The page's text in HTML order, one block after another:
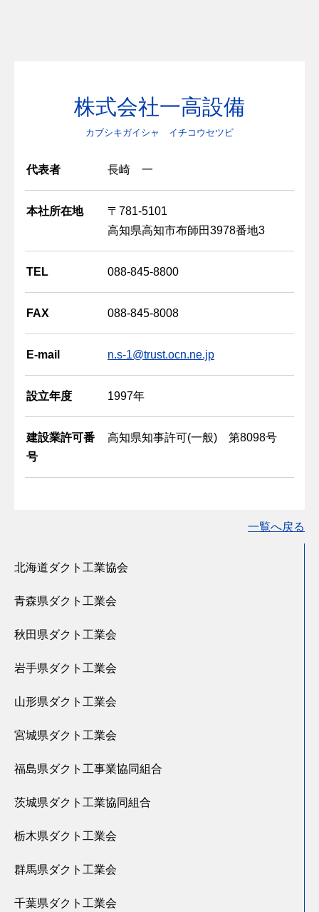
北海道ダクト工業協会
青森県ダクト工業会
秋田県ダクト工業会
岩手県ダクト工業会
山形県ダクト工業会
宮城県ダクト工業会
福島県ダクト工事業協同組合
茨城県ダクト工業協同組合
栃木県ダクト工業会
群馬県ダクト工業会
千葉県ダクト工業会
株式会社一高設備
カブシキガイシャ イチコウセツビ
代表者 長崎 一
本社所在地
〒781-5101
高知県高知市布師田3978番地3
TEL 088-845-8800
FAX 088-845-8008
E-mail n.s-1@trust.ocn.ne.jp
設立年度 1997年
建設業許可番
号
高知県知事許可(一般) 第8098号
一覧へ戻る